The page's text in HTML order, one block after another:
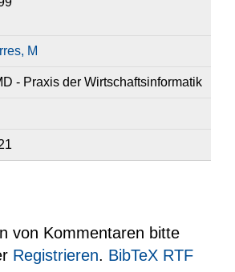
M
- Praxis der Wirtschaftsinformatik
von Kommentaren bitte
Registrieren. BibTeX RTF